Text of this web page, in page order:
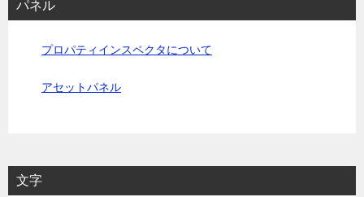
パネル
プロパティインスペクタについて
アセットパネル
文字